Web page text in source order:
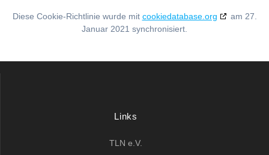
Diese Cookie-Richtlinie wurde mit cookiedatabase.org
am 27.
Januar 2021 synchronisiert.
Links
TLN e.V.